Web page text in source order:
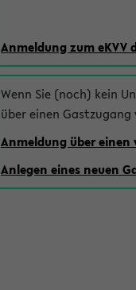
Anmeldung zum eKVV
Wenn Sie (noch) kein
über einen Gastzugang
Anmeldung über
Anlegen eines neuen